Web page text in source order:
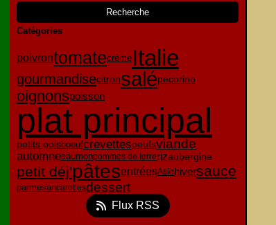
Catégories
poivrontomatecrème Italie
gourmandisecitronsalépecorino
oignonspoisson
plat principal
petits poisboeufcrevettesoeufsviande
automnesaumonpommes de terrerizaubergine
petit déj'pâtesentréesAsiehiversauce
parmesancarottesdessert
Flux RSS